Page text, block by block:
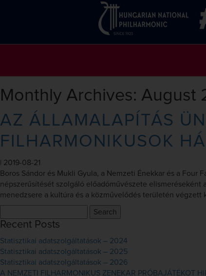
Monthly Archives: August
AZ ÁLLAMALAPÍTÁS
FILHARMONIKUSOK
2019-08-21
Boros Sándor és Mukli Gyula, a Nemzeti Énekkar és a
népszerűsítését szolgáló előadóművészete elismeréseként
menedzsere a kultúra és a közművelődés területén végzett
for:
Recent Posts
Statisztikai adatszolgáltatások – 2024
Statisztikai adatszolgáltatások – 2025
Statisztikai adatszolgáltatások – 2026
A NEMZETI FILHARMONIKUS ZENEKAR PRÓBAJÁTÉKOT